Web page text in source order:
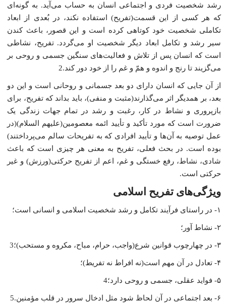
رشد شخصیت فردى و اجتماعى انسان به حساب مى‌آید. به گونه‌اى
که هر کسى از این قسمت(تفریح) استفاده نکند، در بُعدى از ابعاد
تکاملى شخصیت خود کوتاهى کرده است و این قصور، باعث کندن
سیر رشد و تکامل ابعاد دیگر شخصیت او مى‌گردد. تفریح، نشاطى
است که انسان پس از تلاش و فعالیت‌هاى سنگین جسمى و روحى بر
مى‌گزیند تا رنج و اندوه و همّ و غم را از خود دور کند.2
از آن جایى که انسان داراى دو بعد جسمانى و روحانى است و این دو
بعد، بر همدیگر اثر مى‌گذارند(مثبت و منفى)، باید بداند که تفریح، براى
بازپرورى و نشاط در کار، رغبت و رشد در تمام جهات زندگى یک
ضرورت است که مورد تأکید و تأیید ائمه معصومین(علیهم السلام)(در
عمل توصیه به آن‌ها و تأیید افرادى که به تفریحات سالم مى‌پرداختند)
بوده است. در بحث فعلى، تفریح به معنى هر چیزى است که باعث
شادى، نشاط، رفع خستگى و غم، اعم از تفریح حرکتى(ورزش) و غیر
حرکتى است.
ویژگى‌هاى تفریح اسلامى
۱- در راستاى فرآیند تکامل و رشد شخصیت اسلامى و انسانى است؛
۲- نشاط‌‌ آور؛
۳- در چهارچوب قوانین شرع(واجب، حرام، مباح، مکروه و مستحب)؛3
۴- تعادل در آن مهم است(نه افراط نه تفریط)؛
۵- فواید عقلى، جسمى و روحى دارد؛4
۶- بعد اجتماعى در آن لحاظ شود مثل ادخال سرور در قلب مؤمنین.5